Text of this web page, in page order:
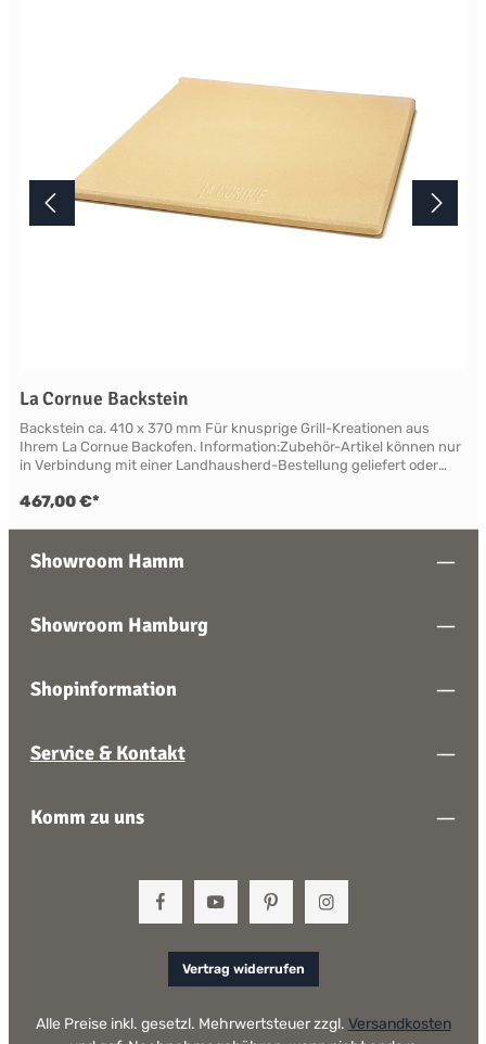
La Cornue Backstein
Backstein ca. 410 x 370 mm Für knusprige Grill-Kreationen aus
Ihrem La Cornue Backofen. Information:Zubehör-Artikel können nur
in Verbindung mit einer Landhausherd-Bestellung geliefert oder
467,00 €*
Showroom Hamm
Showroom Hamburg
Shopinformation
Service & Kontakt
Komm zu uns
Vertrag widerrufen
Alle Preise inkl. gesetzl. Mehrwertsteuer zzgl. Versandkosten